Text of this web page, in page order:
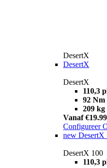
DesertX
DesertX
DesertX
110,3
92 Nm
209 kg
Vanaf
Configureer
new DesertX
DesertX 100
110,3